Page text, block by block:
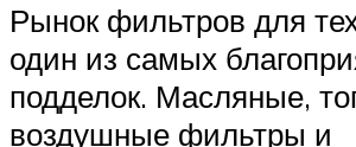
Рынок фильтров для
один из самых
подделок. Масляные,
воздушные фильтры и